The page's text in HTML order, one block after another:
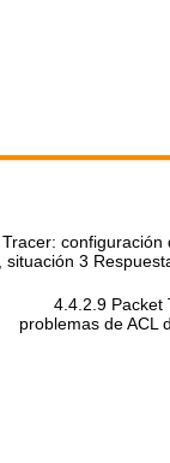
configuración
situación 3
4.4.2.9 Packet
problemas de ACL